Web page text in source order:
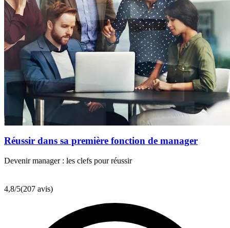
Réussir dans sa première fonction de manager
Devenir manager : les clefs pour réussir
4,8/5(207 avis)